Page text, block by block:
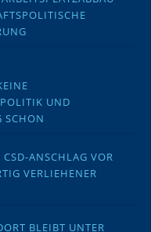
UND
SCHON
ANSCHLAG VOR
VERLIEHENER
BLEIBT UNTER